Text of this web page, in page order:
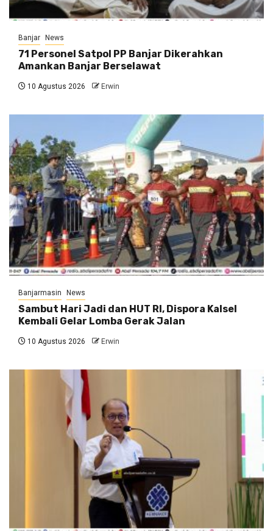
Banjar News
71 Personel Satpol PP Banjar Dikerahkan
Amankan Banjar Berselawat
10 Agustus 2026 Erwin
Banjarmasin News
Sambut Hari Jadi dan HUT RI, Dispora Kalsel
Kembali Gelar Lomba Gerak Jalan
10 Agustus 2026 Erwin